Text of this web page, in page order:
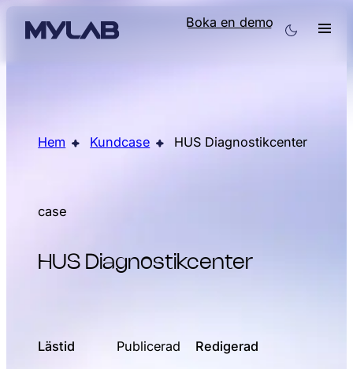
Boka en demo
Hem Kundcase HUS Diagnostikcenter
case
HUS Diagnostikcenter
Lästid Publicerad Redigerad